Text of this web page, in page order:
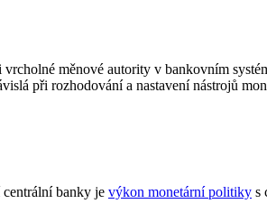
měnové autority v bankovním
při rozhodování a nastavení nástrojů
banky je výkon monetární politiky s